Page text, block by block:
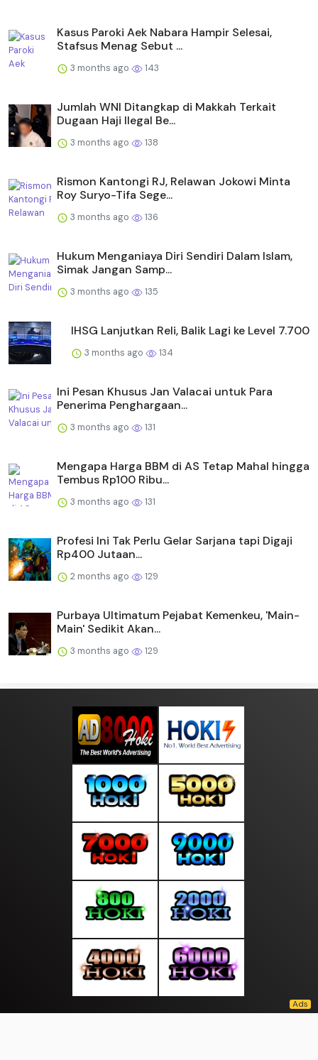
Kasus Paroki Aek Nabara Hampir Selesai,
Stafsus Menag Sebut ...
3 months ago 143
Jumlah WNI Ditangkap di Makkah Terkait
Dugaan Haji Ilegal Be...
3 months ago 138
Rismon Kantongi RJ, Relawan Jokowi Minta
Roy Suryo-Tifa Sege...
3 months ago 136
Hukum Menganiaya Diri Sendiri Dalam Islam,
Simak Jangan Samp...
3 months ago 135
IHSG Lanjutkan Reli, Balik Lagi ke Level 7.700
3 months ago 134
Ini Pesan Khusus Jan Valacai untuk Para
Penerima Penghargaan...
3 months ago 131
Mengapa Harga BBM di AS Tetap Mahal hingga
Tembus Rp100 Ribu...
3 months ago 131
Profesi Ini Tak Perlu Gelar Sarjana tapi Digaji
Rp400 Jutaan...
2 months ago 129
Purbaya Ultimatum Pejabat Kemenkeu, 'Main-
Main' Sedikit Akan...
3 months ago 129